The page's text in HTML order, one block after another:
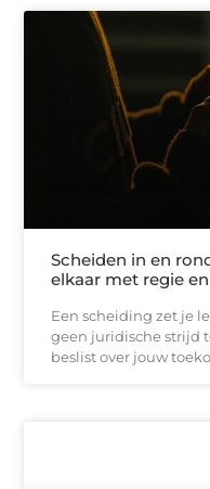
Scheiden in en
elkaar met regie
Een scheiding zet je
geen juridische strijd
beslist over jouw